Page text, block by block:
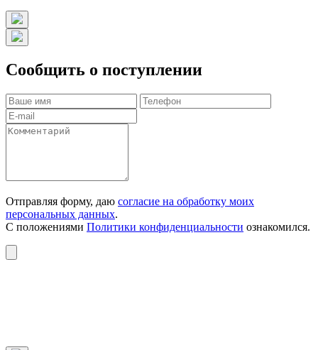
Сообщить о поступлении
Отправляя форму, даю согласие на обработку моих
персональных данных.
С положениями Политики конфиденциальности ознакомился.